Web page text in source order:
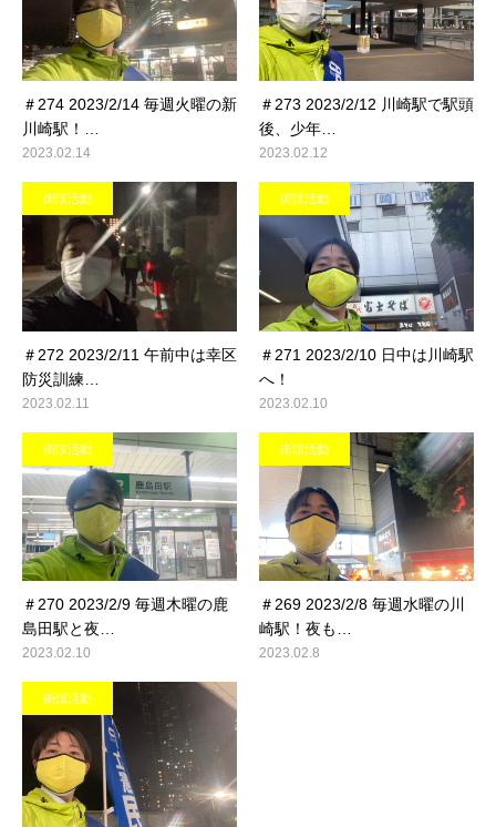
＃274 2023/2/14 毎週火曜の新
川崎駅！…
2023.02.14
＃273 2023/2/12 川崎駅で駅頭
後、少年…
2023.02.12
街頭活動
＃272 2023/2/11 午前中は幸区
防災訓練…
2023.02.11
街頭活動
＃271 2023/2/10 日中は川崎駅
へ！
2023.02.10
街頭活動
＃270 2023/2/9 毎週木曜の鹿
島田駅と夜…
2023.02.10
街頭活動
＃269 2023/2/8 毎週水曜の川
崎駅！夜も…
2023.02.8
街頭活動